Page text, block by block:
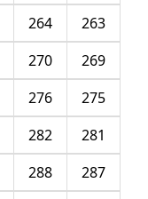
263
264
269
270
275
276
281
282
287
288